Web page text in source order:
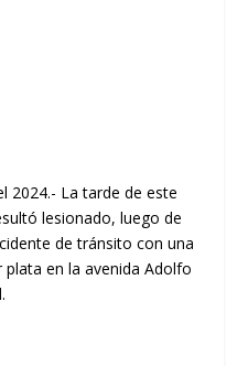
2024.- La tarde de este
lesionado, luego de
de tránsito con una
en la avenida Adolfo